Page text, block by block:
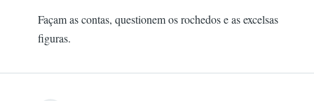
Façam as contas, questionem os rochedos e as excelsas
figuras.